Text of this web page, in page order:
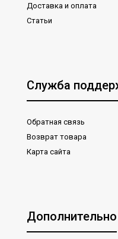
Гироскутер
Доставка и оплата
Статьи
Служба
Обратная связь
Возврат товара
Карта сайта
Дополнительно